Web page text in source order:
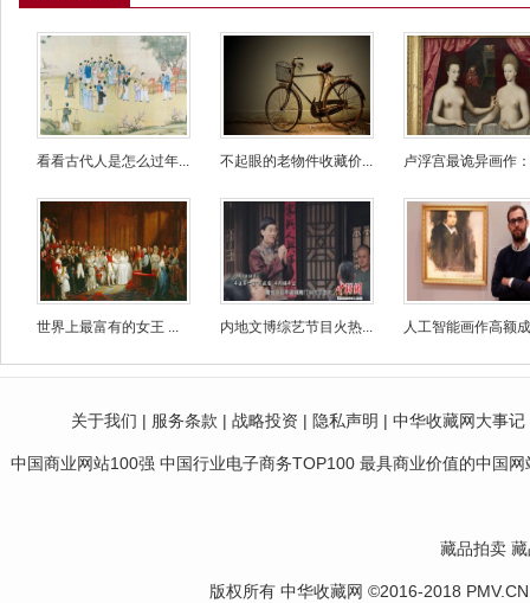
看看古代人是怎么过年... 不起眼的老物件收藏价... 卢浮宫最诡异画作
世界上最富有的女王 ... 内地文博综艺节目火热... 人工智能画作高额
关于我们 | 服务条款 | 战略投资 | 隐私声明 | 中华收藏网大事记
中国商业网站100强 中国行业电子商务TOP100 最具商业价值的中国
藏品拍卖
版权所有 中华收藏网 ©2016-2018